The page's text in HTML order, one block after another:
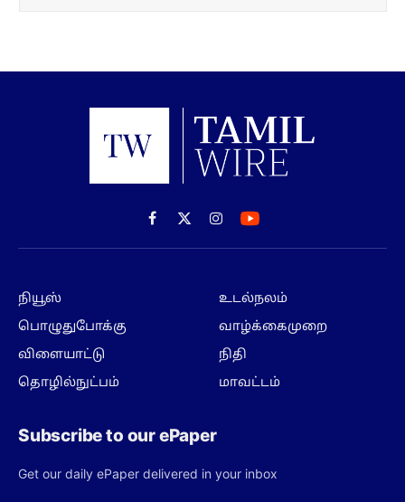
Facebook
X
(Twitter)
Instagram
நியூஸ்
பொழுதுபோக்கு
விளையாட்டு
தொழில்நுட்பம்
உடல்நலம்
வாழ்க்கைமுறை
நிதி
மாவட்டம்
Subscribe to our ePaper
Get our daily ePaper delivered in your inbox